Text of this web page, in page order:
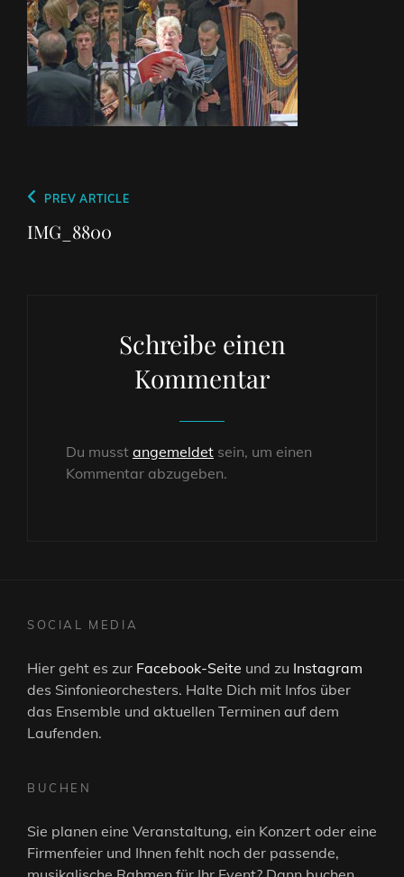
Beitragsnavigation
Previous
Post
PREV ARTICLE
IMG_8800
Schreibe einen
Kommentar
Du musst angemeldet sein, um einen
Kommentar abzugeben.
SOCIAL MEDIA
Hier geht es zur Facebook-Seite und zu Instagram
des Sinfonieorchesters. Halte Dich mit Infos über
das Ensemble und aktuellen Terminen auf dem
Laufenden.
BUCHEN
Sie planen eine Veranstaltung, ein Konzert oder eine
Firmenfeier und Ihnen fehlt noch der passende,